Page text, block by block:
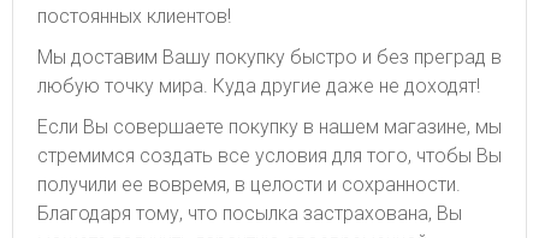
постоянных клиентов!
Мы доставим Вашу покупку быстро и без преград в
любую точку мира. Куда другие даже не доходят!
Если Вы совершаете покупку в нашем магазине, мы
стремимся создать все условия для того, чтобы Вы
получили ее вовремя, в целости и сохранности.
Благодаря тому, что посылка застрахована, Вы